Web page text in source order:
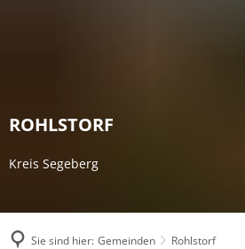
ROHLSTORF
Kreis Segeberg
Sie sind hier: Gemeinden Rohlstorf